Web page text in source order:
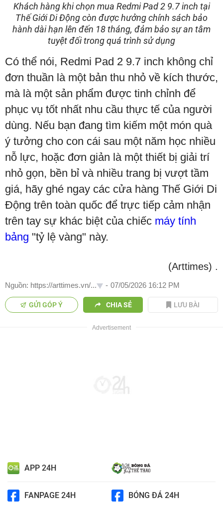
Khách hàng khi chọn mua Redmi Pad 2 9.7 inch tại
Thế Giới Di Động còn được hưởng chính sách bảo
hành dài hạn lên đến 18 tháng, đảm bảo sự an tâm
tuyệt đối trong quá trình sử dụng
Có thể nói, Redmi Pad 2 9.7 inch không chỉ
đơn thuần là một bản thu nhỏ về kích thước,
mà là một sản phẩm được tinh chỉnh để
phục vụ tốt nhất nhu cầu thực tế của người
dùng. Nếu bạn đang tìm kiếm một món quà
ý tưởng cho con cái sau một năm học nhiều
nỗ lực, hoặc đơn giản là một thiết bị giải trí
nhỏ gọn, bền bỉ và nhiều trang bị vượt tầm
giá, hãy ghé ngay các cửa hàng Thế Giới Di
Động trên toàn quốc để trực tiếp cảm nhận
trên tay sự khác biệt của chiếc máy tính
bảng "tỷ lệ vàng" này.
(Arttimes) .
Nguồn: https://arttimes.vn/... - 07/05/2026 16:12 PM
GỬI GÓP Ý CHIA SẺ LƯU BÀI
APP 24H
FANPAGE 24H BÓNG ĐÁ 24H